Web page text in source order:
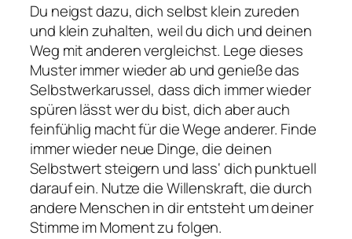
Du neigst dazu, dich selbst klein zureden
und klein zuhalten, weil du dich und deinen
Weg mit anderen vergleichst. Lege dieses
Muster immer wieder ab und genieße das
Selbstwerkarussel, dass dich immer wieder
spüren lässt wer du bist, dich aber auch
feinfühlig macht für die Wege anderer. Finde
immer wieder neue Dinge, die deinen
Selbstwert steigern und lass‘ dich punktuell
darauf ein. Nutze die Willenskraft, die durch
andere Menschen in dir entsteht um deiner
Stimme im Moment zu folgen.